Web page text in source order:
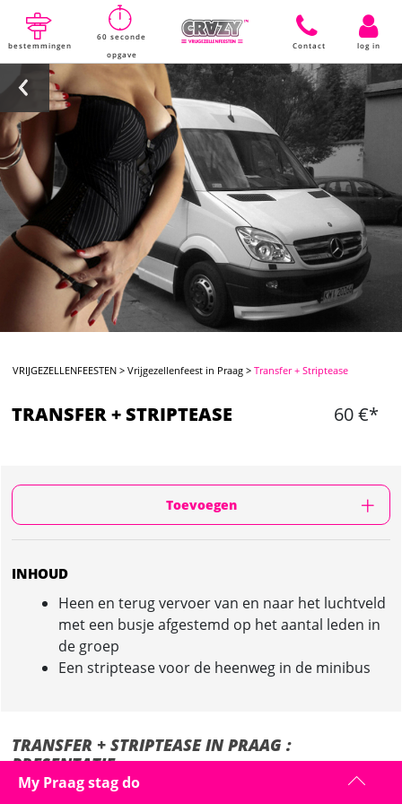
bestemmingen
60 seconde
opgave
Contact log in
VRIJGEZELLENFEESTEN >Vrijgezellenfeest in Praag >Transfer + Striptease
TRANSFER + STRIPTEASE 60 €*
Toevoegen
INHOUD
Heen en terug vervoer van en naar het luchtveld
met een busje afgestemd op het aantal leden in
de groep
Een striptease voor de heenweg in de minibus
TRANSFER + STRIPTEASE IN PRAAG :
PRESENTATIE
My Praag stag do